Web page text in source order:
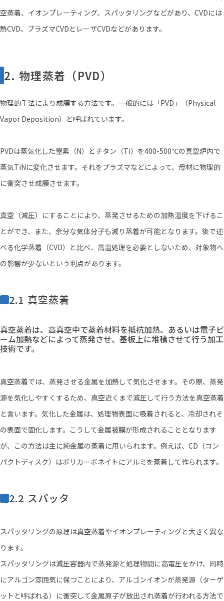
空蒸着、イオンプレーティング、スパッタリングなどがあり、CVDには
熱CVD、プラズマCVDとレーザCVDなどがあります。
2. 物理蒸着（PVD）
物理的手法により成膜する方法です。一般的には「PVD」（Physical
Vapor Deposition）と呼ばれています。
PVDは蒸気化した窒素（N）とチタン（Ti）を400-500℃の真空炉内で
蒸気TiNに変化させます。それをプラズマなどによって、母材に物理的
に衝突させ成膜させます。
真空（減圧）にすることにより、蒸発させるための加熱温度を下げるこ
とができ、また、余分な気体分子も減り蒸着が可能となります。後で述
べる化学蒸着（CVD）と比べ、高温処理を必要としないため、対象物へ
の影響が少ないという利点があります。
2.1 真空蒸着
真空蒸着は、高真空中で蒸着材料を抵抗加熱、あるいは電子ビ
ーム加熱などによって蒸発させ、基板上に堆積させて行う加工
技術です。
真空蒸着では、蒸発させる金属を加熱して気化させます。その際、蒸発
源を気化しやすくするため、真空近くまで減圧して行う方法を真空蒸着
と言います。気化した金属は、処理物表面に吸着されると、冷却されそ
の表面で固化します。こうして金属被膜が形成されることとなります
が、この方法は主に純金属の蒸着に用いられます。例えば、CD（コン
パクトディスク）はポリカーボネイトにアルミを蒸着して作られます。
2.2 スパッタ
スパッタリングの原理は真空蒸着やイオンプレーティングと大きく異な
ります。
スパッタリングは減圧容器内で蒸発源と処理物間に高電圧をかけ、同時
にアルゴン雰囲気に保つことにより、アルゴンイオンが蒸発源（ターゲ
ットと呼ばれる）に衝突して金属原子が放出され蒸着が行われる方法で